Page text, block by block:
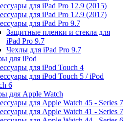
для iPad Pro 12.9 (2015)
для iPad Pro 12.9 (2017)
для iPad Pro 9.7
Защитные пленки и стекла для
iPad Pro 9.7
Чехлы для iPad Pro 9.7
для iPod
для iPod Touch 4
для iPod Touch 5 / iPod
6
для Apple Watch
для Apple Watch 45 - Series 7
для Apple Watch 41 - Series 7